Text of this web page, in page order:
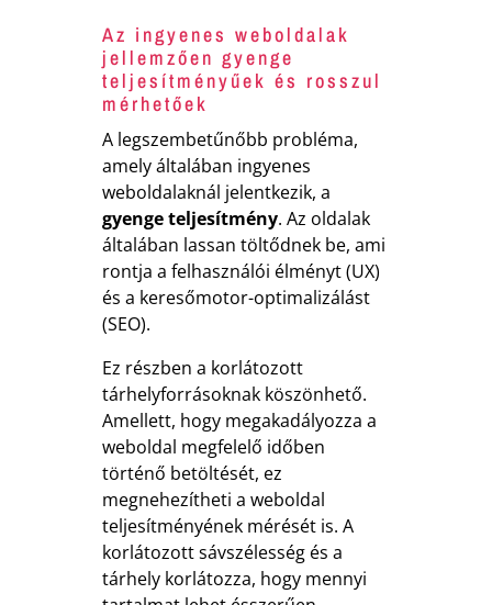
Az ingyenes weboldalak
jellemzően gyenge
teljesítményűek és rosszul
mérhetőek
A legszembetűnőbb probléma,
amely általában ingyenes
weboldalaknál jelentkezik, a
gyenge teljesítmény. Az oldalak
általában lassan töltődnek be, ami
rontja a felhasználói élményt (UX)
és a keresőmotor-optimalizálást
(SEO).
Ez részben a korlátozott
tárhelyforrásoknak köszönhető.
Amellett, hogy megakadályozza a
weboldal megfelelő időben
történő betöltését, ez
megnehezítheti a weboldal
teljesítményének mérését is. A
korlátozott sávszélesség és a
tárhely korlátozza, hogy mennyi